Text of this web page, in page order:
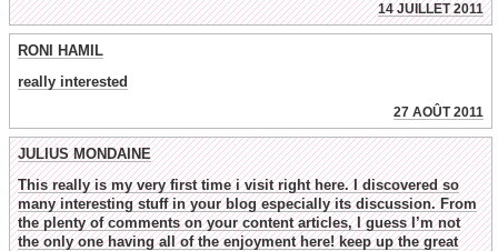
14 JUILLET 2011
RONI HAMIL
really interested
27 AOÛT 2011
JULIUS MONDAINE
This really is my very first time i visit right here. I discovered so
many interesting stuff in your blog especially its discussion. From
the plenty of comments on your content articles, I guess I’m not
the only one having all of the enjoyment here! keep up the great